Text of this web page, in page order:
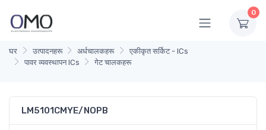
0
घर उत्पादनहरू अर्धचालकहरू
एकीकृत सर्किट - ICs
पावर व्यवस्थापन ICs
गेट चालकहरू
LM5101CMYE/NOPB